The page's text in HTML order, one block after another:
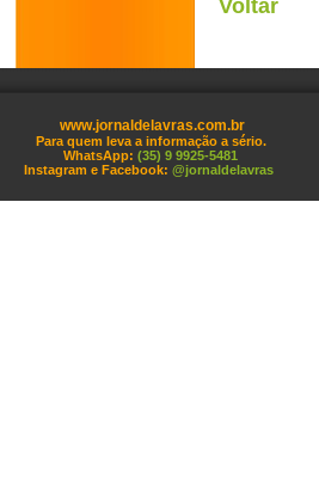
Voltar
www.jornaldelavras.com.br
Para quem leva a informação a sério.
WhatsApp: (35) 9 9925-5481
Instagram e Facebook: @jornaldelavras